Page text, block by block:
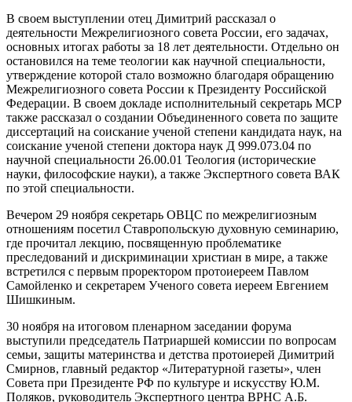
В своем выступлении отец Димитрий рассказал о
деятельности Межрелигиозного совета России, его задачах,
основных итогах работы за 18 лет деятельности. Отдельно он
остановился на теме теологии как научной специальности,
утверждение которой стало возможно благодаря обращению
Межрелигиозного совета России к Президенту Российской
Федерации. В своем докладе исполнительный секретарь МСР
также рассказал о создании Объединенного совета по защите
диссертаций на соискание ученой степени кандидата наук, на
соискание ученой степени доктора наук Д 999.073.04 по
научной специальности 26.00.01 Теология (исторические
науки, философские науки), а также Экспертного совета ВАК
по этой специальности.
Вечером 29 ноября секретарь ОВЦС по межрелигиозным
отношениям посетил Ставропольскую духовную семинарию,
где прочитал лекцию, посвященную проблематике
преследований и дискриминации христиан в мире, а также
встретился с первым проректором протоиереем Павлом
Самойленко и секретарем Ученого совета иереем Евгением
Шишкиным.
30 ноября на итоговом пленарном заседании форума
выступили председатель Патриаршей комиссии по вопросам
семьи, защиты материнства и детства протоиерей Димитрий
Смирнов, главный редактор «Литературной газеты», член
Совета при Президенте РФ по культуре и искусству Ю.М.
Поляков, руководитель Экспертного центра ВРНС А.Б.